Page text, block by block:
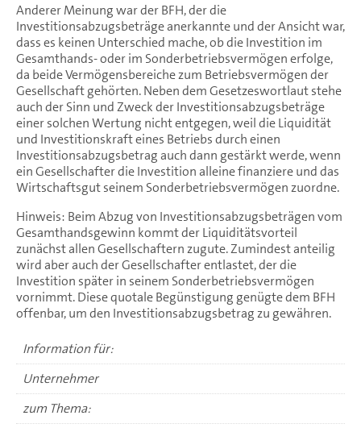
Anderer Meinung war der BFH, der die
Investitionsabzugsbeträge anerkannte und der Ansicht war,
dass es keinen Unterschied mache, ob die Investition im
Gesamthands- oder im Sonderbetriebsvermögen erfolge,
da beide Vermögensbereiche zum Betriebsvermögen der
Gesellschaft gehörten. Neben dem Gesetzeswortlaut stehe
auch der Sinn und Zweck der Investitionsabzugsbeträge
einer solchen Wertung nicht entgegen, weil die Liquidität
und Investitionskraft eines Betriebs durch einen
Investitionsabzugsbetrag auch dann gestärkt werde, wenn
ein Gesellschafter die Investition alleine finanziere und das
Wirtschaftsgut seinem Sonderbetriebsvermögen zuordne.
Hinweis: Beim Abzug von Investitionsabzugsbeträgen vom
Gesamthandsgewinn kommt der Liquiditätsvorteil
zunächst allen Gesellschaftern zugute. Zumindest anteilig
wird aber auch der Gesellschafter entlastet, der die
Investition später in seinem Sonderbetriebsvermögen
vornimmt. Diese quotale Begünstigung genügte dem BFH
offenbar, um den Investitionsabzugsbetrag zu gewähren.
Information für:
Unternehmer
zum Thema: